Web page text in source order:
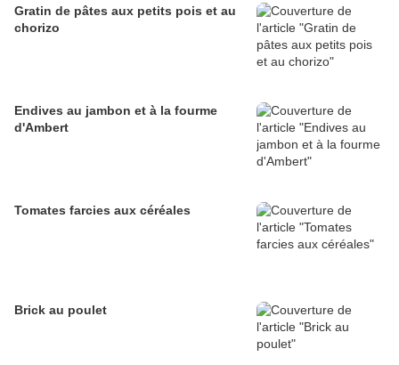
Gratin de pâtes aux petits pois et au
chorizo
Endives au jambon et à la fourme
d'Ambert
Tomates farcies aux céréales
Brick au poulet